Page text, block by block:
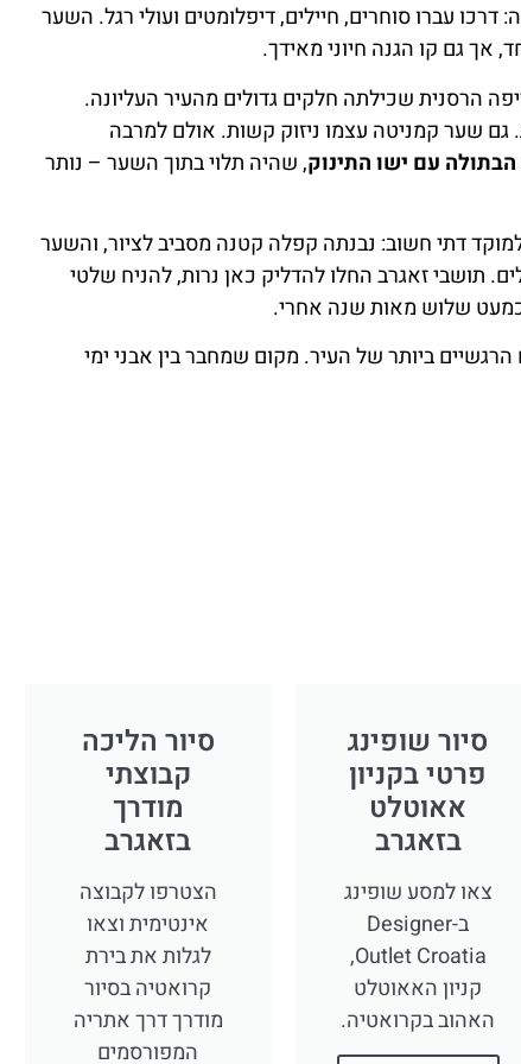
עברו סוחרים, חיילים, דיפלומטים ועולי רגל. השער
אך גם קו הגנה חיוני מאידך.
הרסנית שכילתה חלקים גדולים מהעיר העליונה.
גם שער קמניטה עצמו ניזוק קשות. אולם למרבה
עם ישו התינוק, שהיה תלוי בתוך השער – נותר
דתי חשוב: נבנתה קפלה קטנה מסביב לציור, והשער
תושבי זאגרב החלו להדליק כאן נרות, להניח שלטי
שלוש מאות שנה אחרי.
ביותר של העיר. מקום שמחבר בין אבני ימי
סיור שופינג
פרטי בקניון
אאוטלט
בזאגרב
צאו למסע שופינג
ב-Designer
Outlet Croatia,
קניון האאוטלט
האהוב בקרואטיה.
סיור הליכה
קבוצתי
מודרך
בזאגרב
הצטרפו לקבוצה
אינטימית וצאו
לגלות את בירת
קרואטיה בסיור
מודרך דרך אתריה
המפורסמים